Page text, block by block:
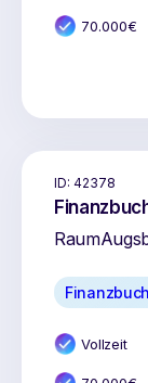
70.000€
ID: 42378
Raum
Vollzeit